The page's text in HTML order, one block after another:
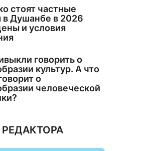
стоят частные
Душанбе в 2026
и условия
говорить о
культур. А что
о
человеческой